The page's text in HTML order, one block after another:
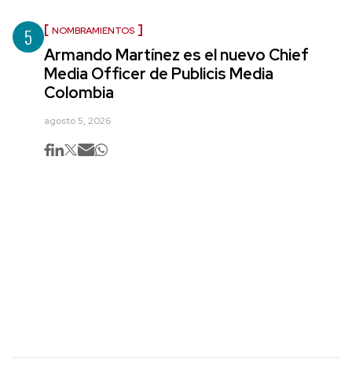
5 NOMBRAMIENTOS
Armando Martínez es el nuevo Chief
Media Officer de Publicis Media
Colombia
agosto 5, 2026